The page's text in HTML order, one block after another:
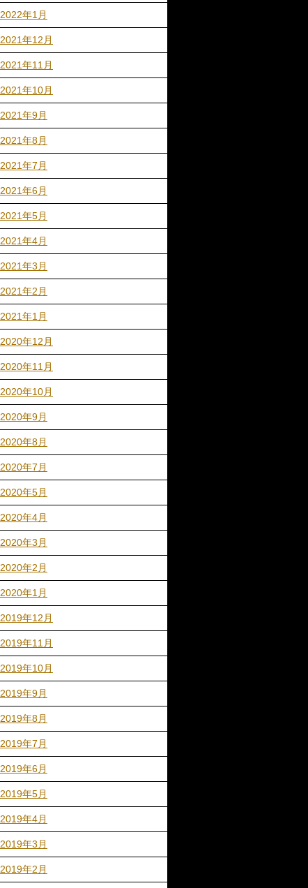
2022年1月
2021年12月
2021年11月
2021年10月
2021年9月
2021年8月
2021年7月
2021年6月
2021年5月
2021年4月
2021年3月
2021年2月
2021年1月
2020年12月
2020年11月
2020年10月
2020年9月
2020年8月
2020年7月
2020年5月
2020年4月
2020年3月
2020年2月
2020年1月
2019年12月
2019年11月
2019年10月
2019年9月
2019年8月
2019年7月
2019年6月
2019年5月
2019年4月
2019年3月
2019年2月